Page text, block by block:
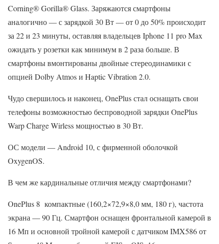
Corning® Gorilla® Glass. Заряжаются смартфоны
аналогично — с зарядкой 30 Вт — от 0 до 50% происходит
за 22 и 23 минуты, оставляя владельцев Iphone 11 pro Max
ожидать у розетки как минимум в 2 раза больше. В
смартфоны вмонтированы двойные стереодинамики с
опцией Dolby Atmos и Haptic Vibration 2.0.
Чудо свершилось и наконец, OnePlus стал оснащать свои
телефоны возможностью беспроводной зарядки OnePlus
Warp Charge Wirless мощностью в 30 Вт.
ОС модели — Android 10, с фирменной оболочкой
OxygenOS.
В чем же кардинальные отличия между смартфонами?
OnePlus 8 компактные (160,2×72,9×8,0 мм, 180 г), частота
экрана — 90 Гц. Смартфон оснащен фронтальной камерой в
16 Мп и основной тройной камерой с датчиком IMX586 от